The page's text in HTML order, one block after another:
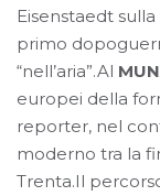
Eisenstaedt
primo
“nell’aria”.Al
europei della
reporter, nel
moderno tra la
Trenta.Il